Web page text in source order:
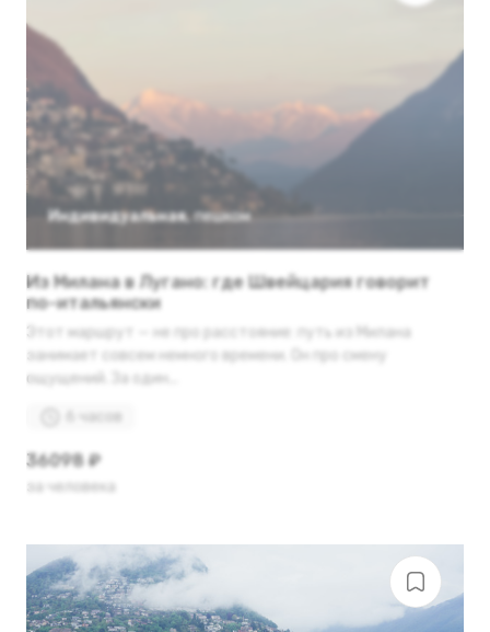
Индивидуальная, пешком
Из Милана в Лугано: где Швейцария говорит
по-итальянски
Этот маршрут — не про расстояние: путь из Милана
занимает совсем немного времени. Он про смену
ощущений. За один...
6 часов
36098 ₽
за человека